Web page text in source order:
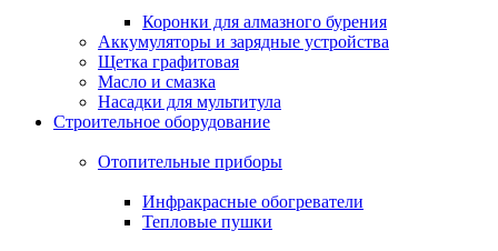
Коронки для алмазного бурения
Аккумуляторы и зарядные устройства
Щетка графитовая
Масло и смазка
Насадки для мультитула
Строительное оборудование
Отопительные приборы
Инфракрасные обогреватели
Тепловые пушки